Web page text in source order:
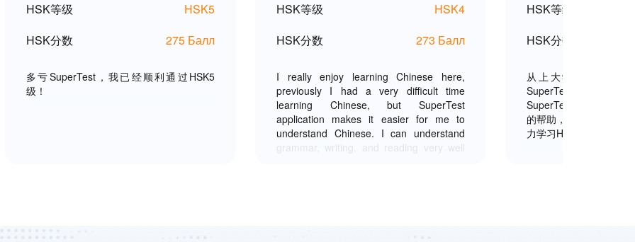
HSK等级
HSK5
HSK分数
275 Балл
多亏SuperTest，我已经顺利通过HSK5
级！
HSK等级
HSK4
HSK分数
273 Балл
I really enjoy learning Chinese here,
previously I had a very difficult time
learning Chinese, but SuperTest
application makes it easier for me to
understand Chinese. I can understand
HSK等级
HSK分数
从上大学一年级的
SuperTest，然后
SuperTest真的帮我很
的帮助，我才能得到这
力学习HSK六级，通过